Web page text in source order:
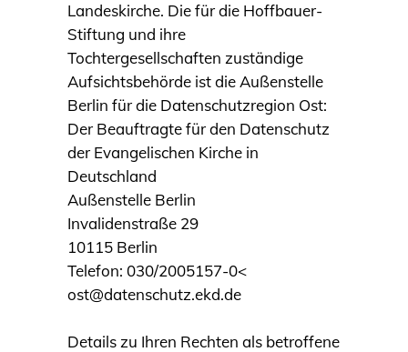
Landeskirche. Die für die Hoffbauer-
Stiftung und ihre
Tochtergesellschaften zuständige
Aufsichtsbehörde ist die Außenstelle
Berlin für die Datenschutzregion Ost:
Der Beauftragte für den Datenschutz
der Evangelischen Kirche in
Deutschland
Außenstelle Berlin
Invalidenstraße 29
10115 Berlin
Telefon: 030/2005157-0<
ost@datenschutz.ekd.de
Details zu Ihren Rechten als betroffene